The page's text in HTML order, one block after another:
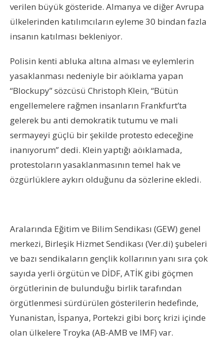
verilen büyük gösteride. Almanya ve diğer Avrupa
ülkelerinden katılımcıların eyleme 30 bindan fazla
insanın katılması bekleniyor.
Polisin kenti abluka altına alması ve eylemlerin
yasaklanması nedeniyle bir aöıklama yapan
“Blockupy” sözcüsü Christoph Klein, “Bütün
engellemelere rağmen insanların Frankfurt’ta
gelerek bu anti demokratik tutumu ve mali
sermayeyi güçlü bir şekilde protesto edeceğine
inanıyorum” dedi. Klein yaptığı aöıklamada,
protestoların yasaklanmasının temel hak ve
özgürlüklere aykırı olduğunu da sözlerine ekledi.
Aralarında Eğitim ve Bilim Sendikası (GEW) genel
merkezi, Birleşik Hizmet Sendikası (Ver.di) şubeleri
ve bazı sendikaların gençlik kollarının yanı sıra çok
sayıda yerli örgütün ve DİDF, ATİK gibi göçmen
örgütlerinin de bulunduğu birlik tarafından
örgütlenmesi sürdürülen gösterilerin hedefinde,
Yunanistan, İspanya, Portekzi gibi borç krizi içinde
olan ülkelere Troyka (AB-AMB ve IMF) var.